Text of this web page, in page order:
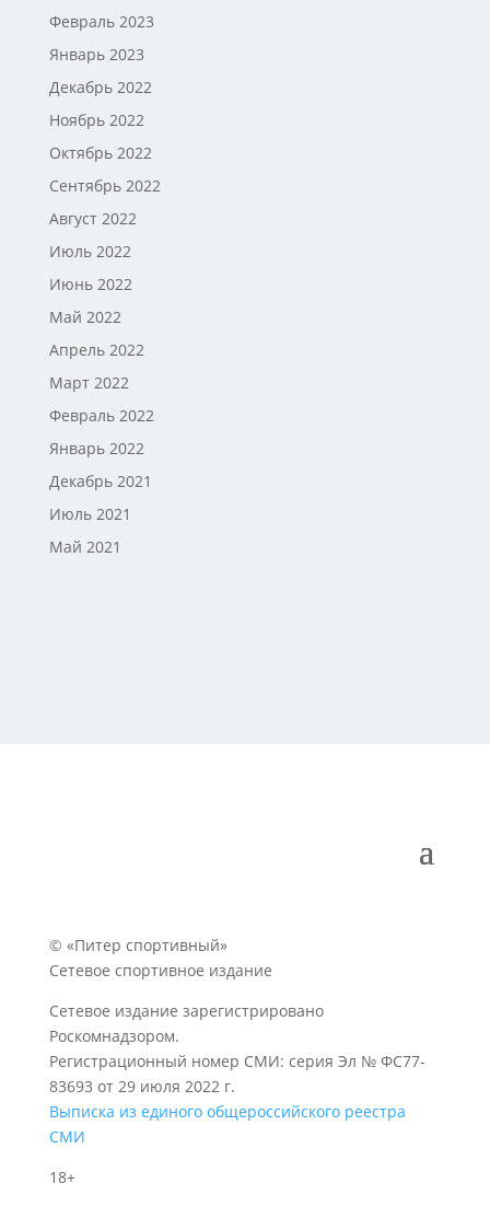
Февраль 2023
Январь 2023
Декабрь 2022
Ноябрь 2022
Октябрь 2022
Сентябрь 2022
Август 2022
Июль 2022
Июнь 2022
Май 2022
Апрель 2022
Март 2022
Февраль 2022
Январь 2022
Декабрь 2021
Июль 2021
Май 2021
© «Питер спортивный»
Сетевое спортивное издание
Сетевое издание зарегистрировано
Роскомнадзором.
Регистрационный номер СМИ: серия Эл № ФС77-
83693 от 29 июля 2022 г.
Выписка из единого общероссийского реестра
СМИ
18+